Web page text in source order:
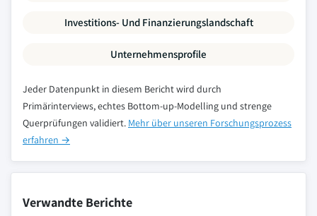
Investitions- Und Finanzierungslandschaft
Unternehmensprofile
Jeder Datenpunkt in diesem Bericht wird durch
Primärinterviews, echtes Bottom-up-Modelling und strenge
Querprüfungen validiert. Mehr über unseren Forschungsprozess
erfahren →
Verwandte Berichte